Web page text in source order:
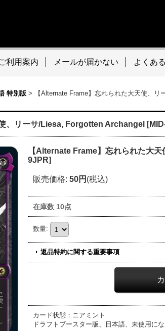
利用案内 メールが届かない よくあ
特別版 > 【Alternate Frame】忘れられた大天使、
、リーサ/Liesa, Forgotten Archangel
【Alternate Frame】忘れられた大
9JPR]
販売価格: 50円 (税込)
在庫数 10点
数量:
返品特約に関する重要事項
カード状態：ニアミント
ドラフトブースター版、日本語、未使用にな